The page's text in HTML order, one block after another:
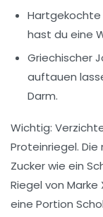
Hartgekochte
hast du eine
Griechischer
auftauen
Darm.
Wichtig:
Proteinriegel.
Zucker wie ein
Riegel von
eine Portion